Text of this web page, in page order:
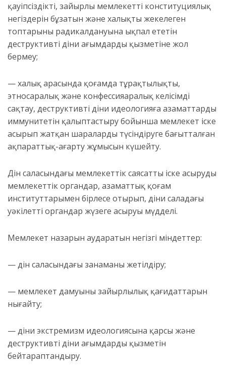
қауіпсіздікті, зайырлы мемлекеттің конституциялық
негіздерін бұзатын және халықтың жекелеген
топтарының радикалдануына ықпал ететін
деструктивті діни ағымдардың қызметіне жол
бермеу;
— халық арасында қоғамда тұрақтылықты,
этносаралық және конфессияаралық келісімді
сақтау, деструктивті діни идеологияға азаматтардың
иммунитетін қалыптастыру бойынша мемлекет іске
асырып жатқан шараларды түсіндіруге бағытталған
ақпараттық-ағарту жұмысын күшейту.
Дін саласындағы мемлекеттік саясатты іске асыруды
мемлекеттік органдар, азаматтық қоғам
институттарымен бірлесе отырып, діни саладағы
уәкілетті органдар жүзеге асыруы мүдделі.
Мемлекет назарын аударатын негізгі міндеттер:
— дін саласындағы заңнаманы жетілдіру;
— мемлекет дамуының зайырлылық қағидаттарын
нығайту;
— діни экстремизм идеологиясына қарсы және
деструктивті діни ағымдардың қызметін
бейтараптандыру.